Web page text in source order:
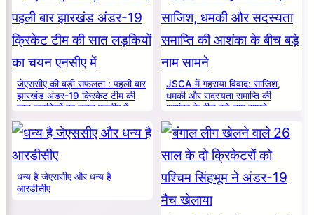
जेएससीए की बड़ी सफलता : पहली बार
झारखंड अंडर-19 क्रिकेट टीम की
सात लड़कियों का चयन एनसीए में
JSCA में गहराया विवाद: साजिश,
धमकी और सदस्यता समाप्ति की
आशंका के बीच बड़े नाम सामने
धन्य है जेएससीए और धन्य है
आरडीसीए